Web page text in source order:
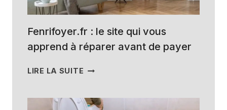
CESSER
LA
NUISANCE
PARTIR
GUERRE)
Fenrifoyer.fr : le site qui vous
apprend à réparer avant de payer
LIRE LA SUITE FENRIFOYER.FR
SITE